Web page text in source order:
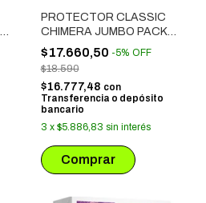
PROTECTOR CLASSIC
CHIMERA JUMBO PACK
(57.5X89 MM) 250
UNIDADES
$17.660,50 -5% OFF
$18.590
$16.777,48 con
Transferencia o depósito
bancario
3 x $5.886,83 sin interés